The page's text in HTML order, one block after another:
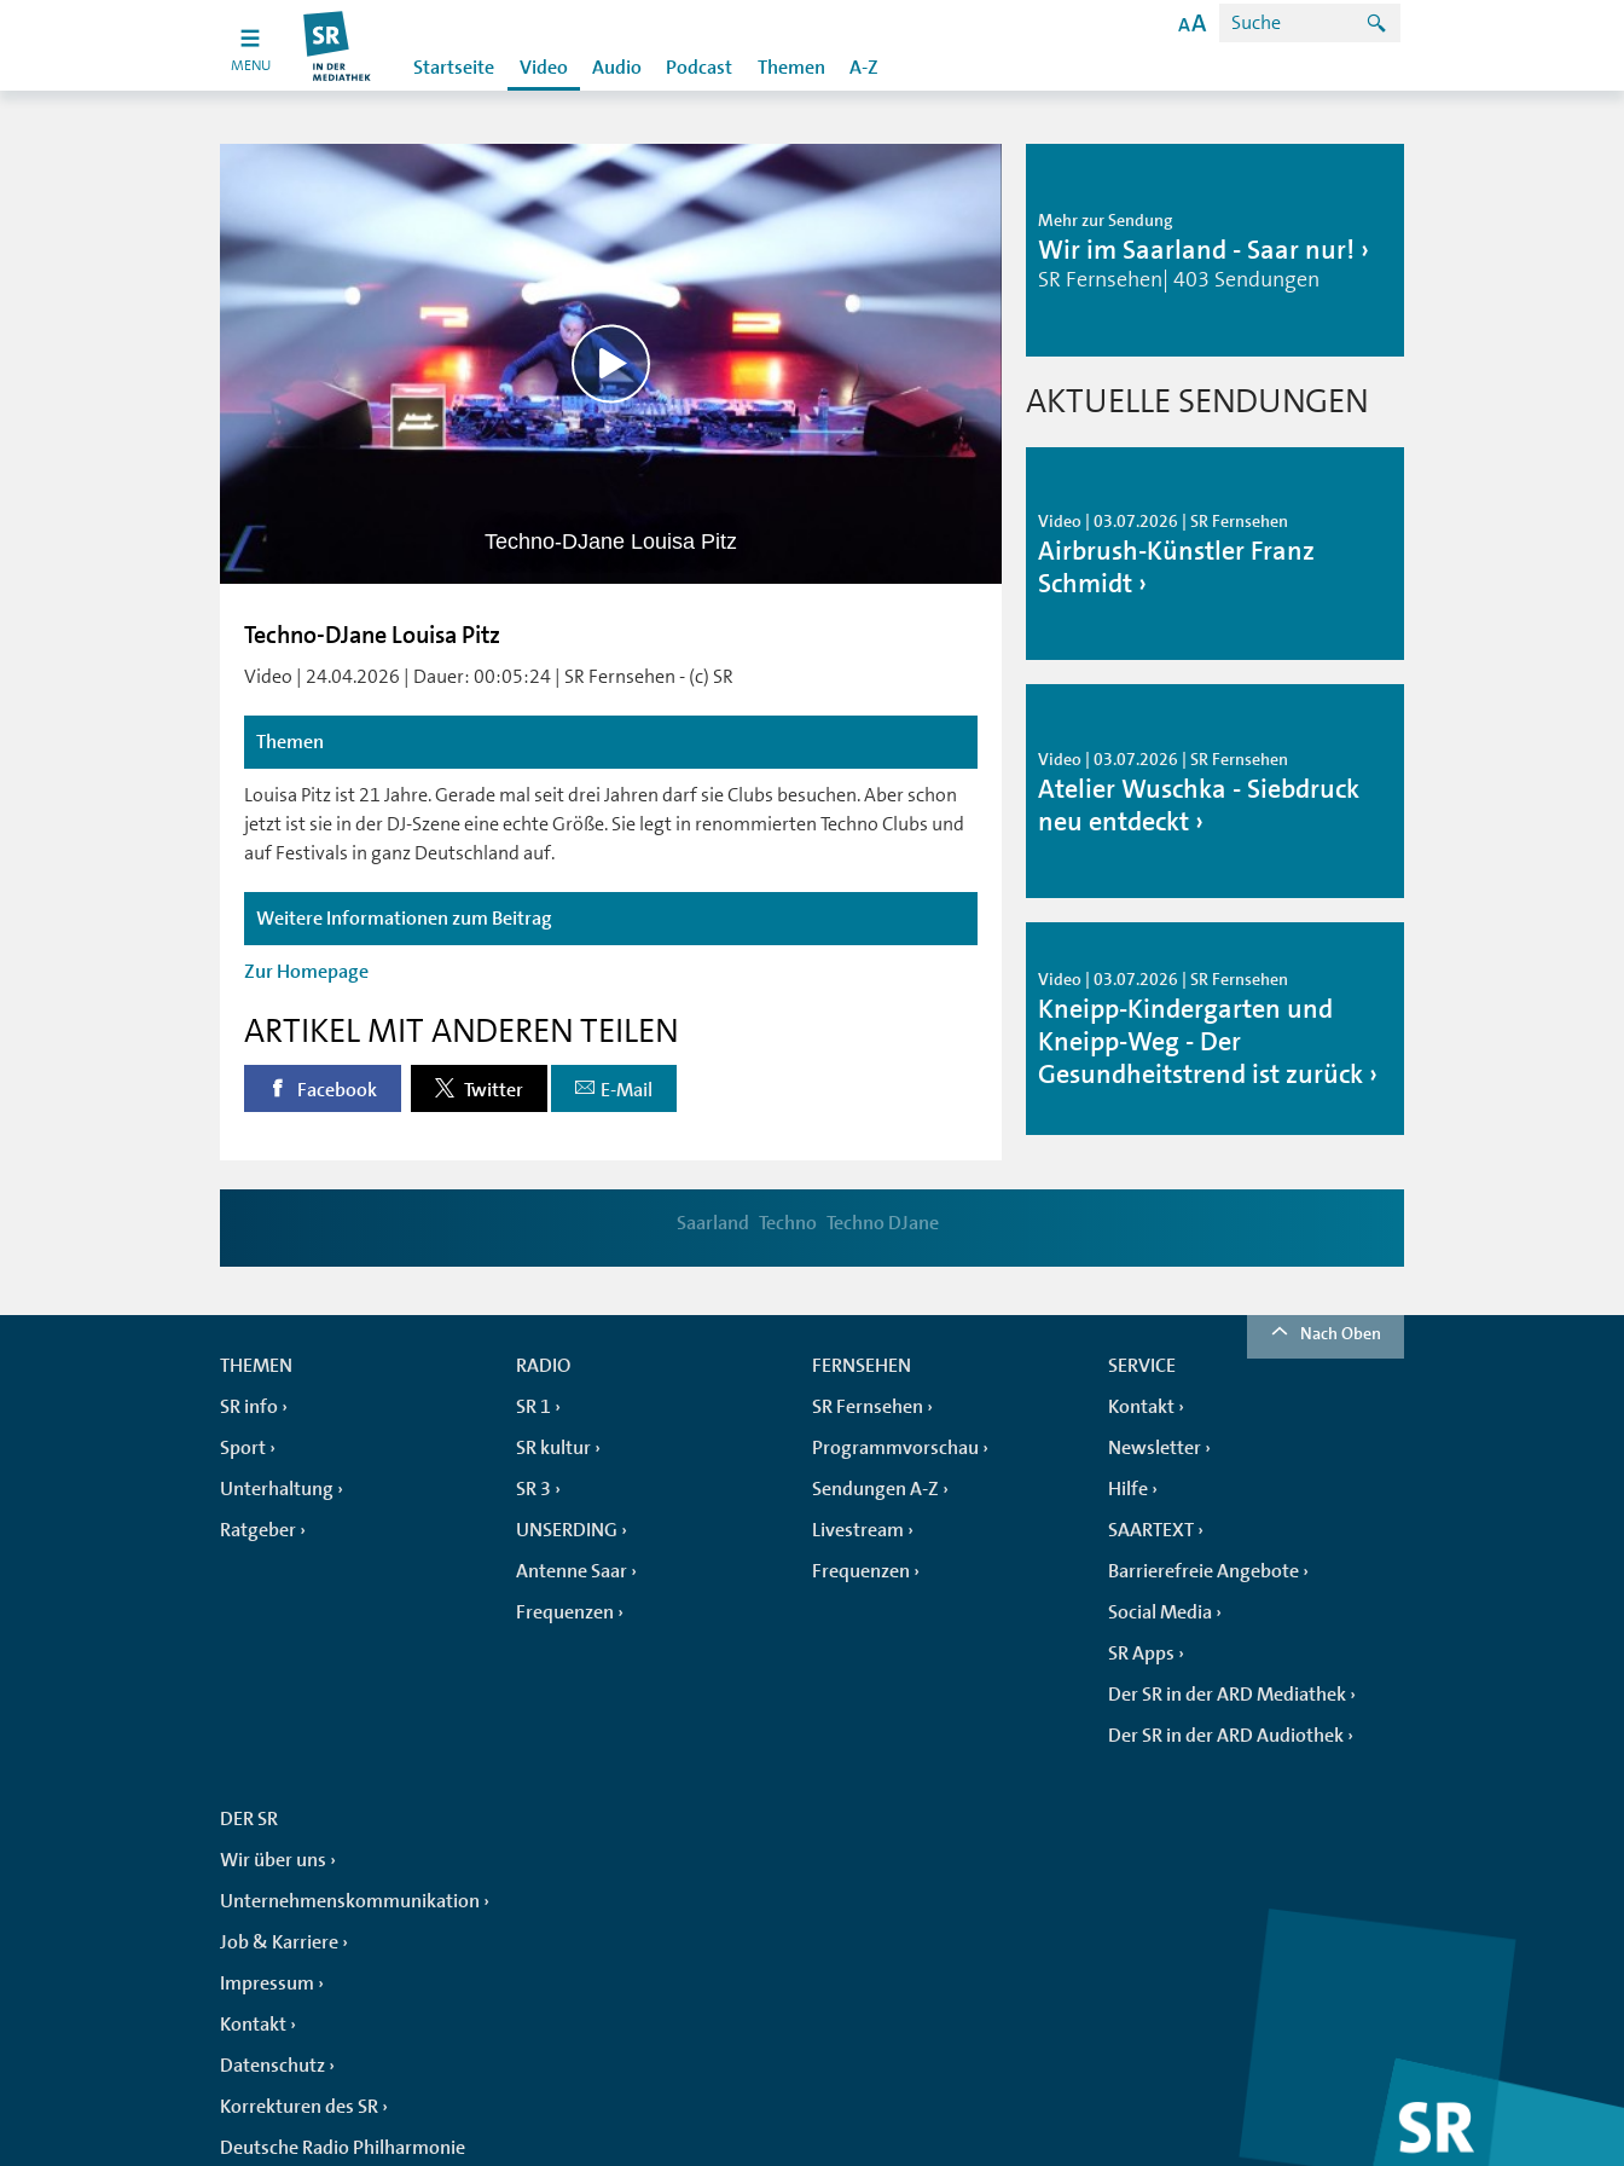
MENU Startseite Video Audio Podcast Themen A-Z
Techno-DJane Louisa Pitz
Techno-DJane Louisa Pitz
Video | 24.04.2026 | Dauer: 00:05:24 | SR Fernsehen - (c) SR
Themen
Louisa Pitz ist 21 Jahre. Gerade mal seit drei Jahren darf sie Clubs besuchen. Aber schon
jetzt ist sie in der DJ-Szene eine echte Größe. Sie legt in renommierten Techno Clubs und
auf Festivals in ganz Deutschland auf.
Weitere Informationen zum Beitrag
Zur Homepage
ARTIKEL MIT ANDEREN TEILEN
Facebook Twitter E-Mail
Mehr zur Sendung
Wir im Saarland - Saar nur!
SR Fernsehen| 403 Sendungen
AKTUELLE SENDUNGEN
Video | 03.07.2026 | SR Fernsehen
Airbrush-Künstler Franz
Schmidt
Video | 03.07.2026 | SR Fernsehen
Atelier Wuschka - Siebdruck
neu entdeckt
Video | 03.07.2026 | SR Fernsehen
Kneipp-Kindergarten und
Kneipp-Weg - Der
Gesundheitstrend ist zurück
Saarland Techno Techno DJane
Nach Oben
THEMEN
SR info
Sport
Unterhaltung
Ratgeber
RADIO
SR 1
SR kultur
SR 3
UNSERDING
Antenne Saar
Frequenzen
FERNSEHEN
SR Fernsehen
Programmvorschau
Sendungen A-Z
Livestream
Frequenzen
SERVICE
Kontakt
Newsletter
Hilfe
SAARTEXT
Barrierefreie Angebote
Social Media
SR Apps
Der SR in der ARD Mediathek
Der SR in der ARD Audiothek
DER SR
Wir über uns
Unternehmenskommunikation
Job & Karriere
Impressum
Kontakt
Datenschutz
Korrekturen des SR
Deutsche Radio Philharmonie